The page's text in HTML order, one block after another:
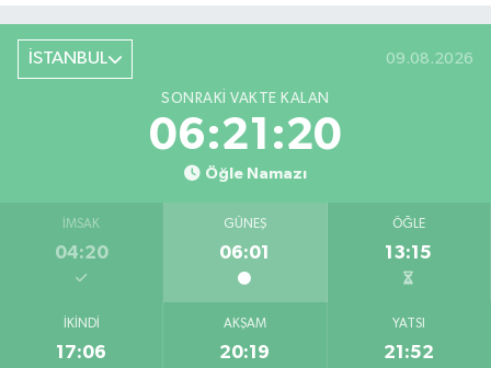
İSTANBUL 09.08.2026
SONRAKI VAKTE KALAN
06:21:20
Öğle Namazı
İMSAK
04:20
GÜNEŞ
06:01
ÖĞLE
13:15
İKINDI
17:06
AKŞAM
20:19
YATSI
21:52